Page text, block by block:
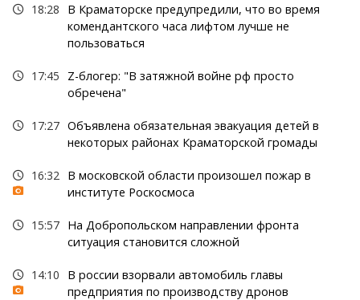
18:28
В Краматорске предупредили, что во время
комендантского часа лифтом лучше не
пользоваться
17:45
Z-блогер: "В затяжной войне рф просто
обречена"
17:27 Объявлена обязательная эвакуация детей в
некоторых районах Краматорской громады
16:32
В московской области произошел пожар в
институте Роскосмоса
15:57 На Добропольском направлении фронта
ситуация становится сложной
14:10
В россии взорвали автомобиль главы
предприятия по производству дронов